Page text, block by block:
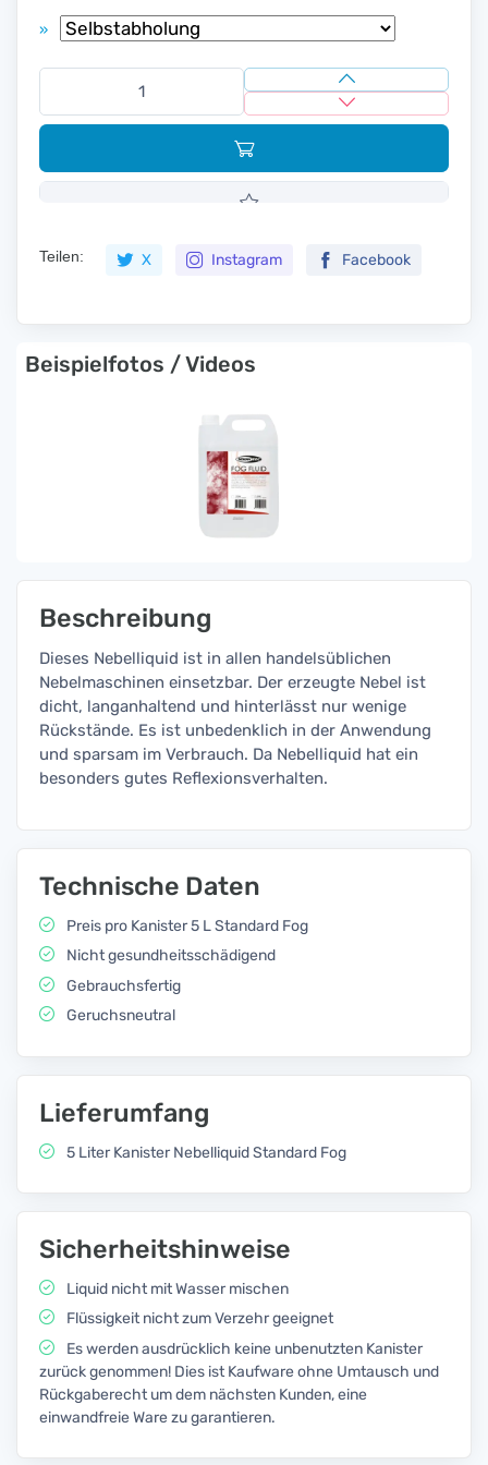
»
Teilen: X Instagram Facebook
Beispielfotos / Videos
Beschreibung
Dieses Nebelliquid ist in allen handelsüblichen
Nebelmaschinen einsetzbar. Der erzeugte Nebel ist
dicht, langanhaltend und hinterlässt nur wenige
Rückstände. Es ist unbedenklich in der Anwendung
und sparsam im Verbrauch. Da Nebelliquid hat ein
besonders gutes Reflexionsverhalten.
Technische Daten
Preis pro Kanister 5 L Standard Fog
Nicht gesundheitsschädigend
Gebrauchsfertig
Geruchsneutral
Lieferumfang
5 Liter Kanister Nebelliquid Standard Fog
Sicherheitshinweise
Liquid nicht mit Wasser mischen
Flüssigkeit nicht zum Verzehr geeignet
Es werden ausdrücklich keine unbenutzten Kanister
zurück genommen! Dies ist Kaufware ohne Umtausch und
Rückgaberecht um dem nächsten Kunden, eine
einwandfreie Ware zu garantieren.